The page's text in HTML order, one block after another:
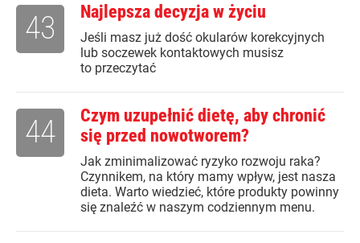
Najlepsza decyzja w życiu
Jeśli masz już dość okularów korekcyjnych
lub soczewek kontaktowych musisz
to przeczytać
43
Czym uzupełnić dietę, aby chronić
się przed nowotworem?
Jak zminimalizować ryzyko rozwoju raka?
Czynnikem, na który mamy wpływ, jest nasza
dieta. Warto wiedzieć, które produkty powinny
się znaleźć w naszym codziennym menu.
44